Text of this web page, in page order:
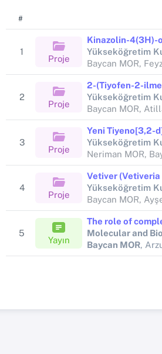
#
1
Proje
Baycan MOR,
2
Proje
Baycan MOR,
3
Proje
4
Proje
Baycan MOR,
5
Yayın
Molecular and
Baycan MOR,